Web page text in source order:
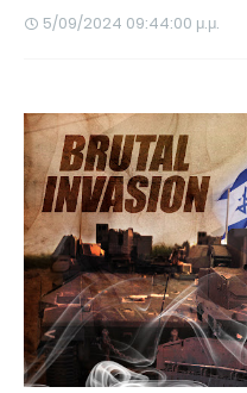
5/09/2024 09:44:00 μ.μ.